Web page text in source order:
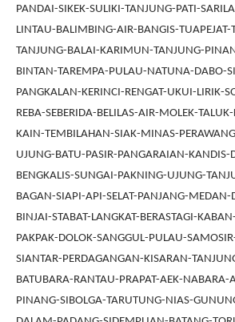
PANDAI-SIKEK-SULIKI-TANJUNG-PATI-
LINTAU-BALIMBING-AIR-BANGIS-
TANJUNG-BALAI-KARIMUN-TANJUNG-
BINTAN-TAREMPA-PULAU-NATUNA-DABO-
PANGKALAN-KERINCI-RENGAT-UKUI-LIRIK-
REBA-SEBERIDA-BELILAS-AIR-MOLEK-
KAIN-TEMBILAHAN-SIAK-MINAS-
UJUNG-BATU-PASIR-PANGARAIAN-
BENGKALIS-SUNGAI-PAKNING-UJUNG-
BAGAN-SIAPI-API-SELAT-PANJANG-MEDAN-
BINJAI-STABAT-LANGKAT-BERASTAGI-
PAKPAK-DOLOK-SANGGUL-PULAU-
SIANTAR-PERDAGANGAN-KISARAN-
BATUBARA-RANTAU-PRAPAT-AEK-NABARA-
PINANG-SIBOLGA-TARUTUNG-NIAS-